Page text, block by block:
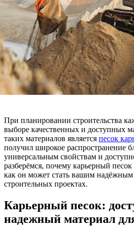
При планировании строительства
выборе качественных и доступных
таких материалов является песок
получил широкое распространение
универсальным свойствам и
разберёмся, почему карьерный
как он может стать вашим
строительных проектах.
Карьерный песок:
надежный материал